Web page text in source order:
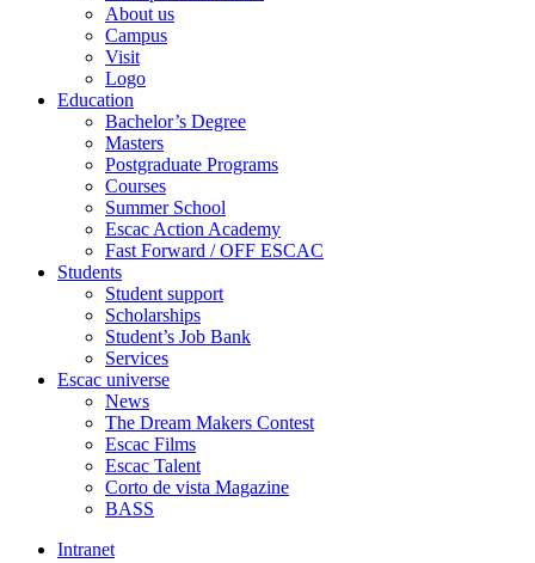
About us
Campus
Visit
Logo
Education
Bachelor’s Degree
Masters
Postgraduate Programs
Courses
Summer School
Escac Action Academy
Fast Forward / OFF ESCAC
Students
Student support
Scholarships
Student’s Job Bank
Services
Escac universe
News
The Dream Makers Contest
Escac Films
Escac Talent
Corto de vista Magazine
BASS
Intranet